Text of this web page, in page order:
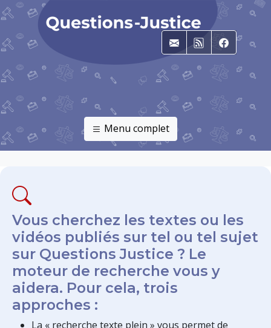
E-mailRSS
Menu complet
Vous cherchez les textes ou les
vidéos publiés sur tel ou tel sujet
sur Questions Justice ? Le
moteur de recherche vous y
aidera. Pour cela, trois
approches :
La « recherche texte plein » vous permet de